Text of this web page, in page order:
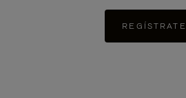
REGÍSTRATE